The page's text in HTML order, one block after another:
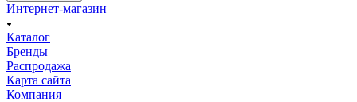
Интернет-магазин
Каталог
Бренды
Распродажа
Карта сайта
Компания